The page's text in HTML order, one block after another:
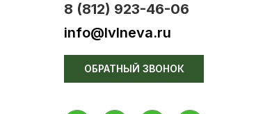
8 (812) 923-46-06
ОБРАТНЫЙ ЗВОНОК
info@lvlneva.ru